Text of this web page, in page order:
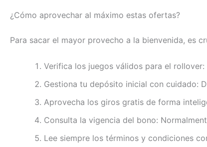
¿Cómo aprovechar al máximo estas ofertas?
Para sacar el mayor provecho a la bienvenida, es
Verifica los juegos válidos para el
Gestiona tu depósito inicial con cuidado:
Aprovecha los giros gratis de forma
Consulta la vigencia del bono:
Lee siempre los términos y condiciones